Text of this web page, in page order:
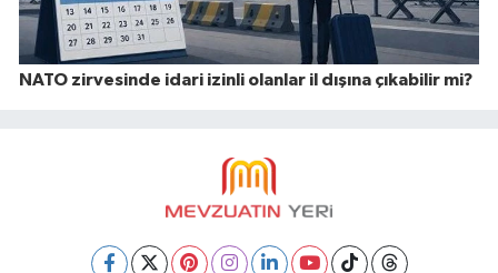
NATO zirvesinde idari izinli olanlar il dışına çıkabilir mi?